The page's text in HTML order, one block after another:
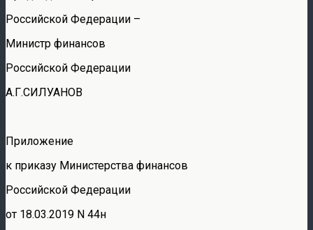
Российской Федерации –
Министр финансов
Российской Федерации
А.Г.СИЛУАНОВ
Приложение
к приказу Министерства финансов
Российской Федерации
от 18.03.2019 N 44н